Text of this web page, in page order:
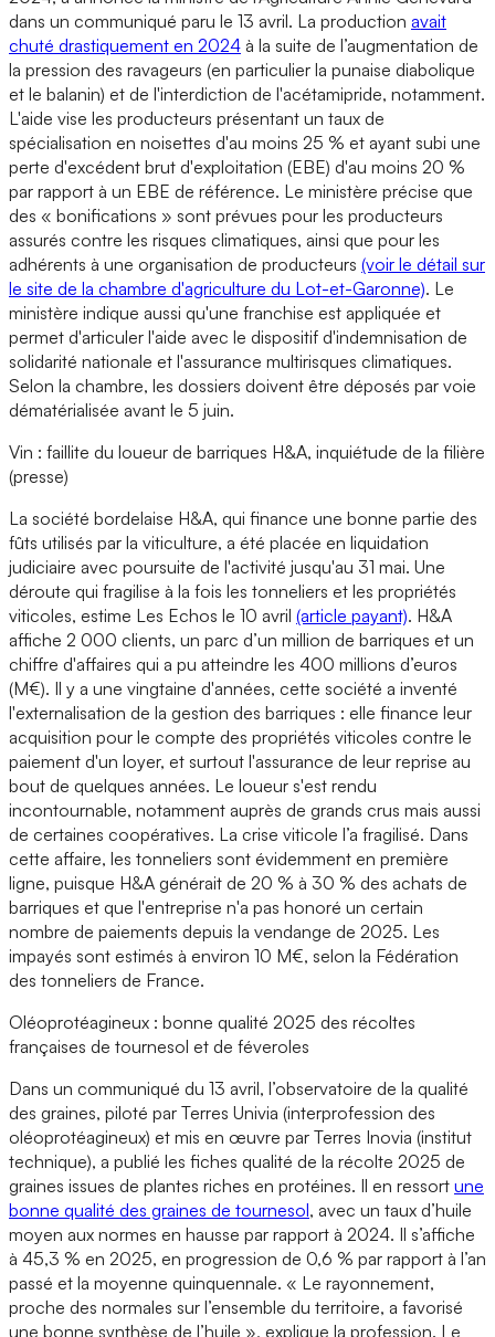
dans un communiqué paru le 13 avril. La production avait
chuté drastiquement en 2024 à la suite de l’augmentation de
la pression des ravageurs (en particulier la punaise diabolique
et le balanin) et de l'interdiction de l'acétamipride, notamment.
L'aide vise les producteurs présentant un taux de
spécialisation en noisettes d'au moins 25 % et ayant subi une
perte d'excédent brut d'exploitation (EBE) d'au moins 20 %
par rapport à un EBE de référence. Le ministère précise que
des « bonifications » sont prévues pour les producteurs
assurés contre les risques climatiques, ainsi que pour les
adhérents à une organisation de producteurs (voir le détail sur
le site de la chambre d'agriculture du Lot-et-Garonne). Le
ministère indique aussi qu'une franchise est appliquée et
permet d'articuler l'aide avec le dispositif d'indemnisation de
solidarité nationale et l'assurance multirisques climatiques.
Selon la chambre, les dossiers doivent être déposés par voie
dématérialisée avant le 5 juin.
Vin : faillite du loueur de barriques H&A, inquiétude de la filière
(presse)
La société bordelaise H&A, qui finance une bonne partie des
fûts utilisés par la viticulture, a été placée en liquidation
judiciaire avec poursuite de l'activité jusqu'au 31 mai. Une
déroute qui fragilise à la fois les tonneliers et les propriétés
viticoles, estime Les Echos le 10 avril (article payant). H&A
affiche 2 000 clients, un parc d’un million de barriques et un
chiffre d'affaires qui a pu atteindre les 400 millions d’euros
(M€). Il y a une vingtaine d'années, cette société a inventé
l'externalisation de la gestion des barriques : elle finance leur
acquisition pour le compte des propriétés viticoles contre le
paiement d'un loyer, et surtout l'assurance de leur reprise au
bout de quelques années. Le loueur s'est rendu
incontournable, notamment auprès de grands crus mais aussi
de certaines coopératives. La crise viticole l’a fragilisé. Dans
cette affaire, les tonneliers sont évidemment en première
ligne, puisque H&A générait de 20 % à 30 % des achats de
barriques et que l'entreprise n'a pas honoré un certain
nombre de paiements depuis la vendange de 2025. Les
impayés sont estimés à environ 10 M€, selon la Fédération
des tonneliers de France.
Oléoprotéagineux : bonne qualité 2025 des récoltes
françaises de tournesol et de féveroles
Dans un communiqué du 13 avril, l’observatoire de la qualité
des graines, piloté par Terres Univia (interprofession des
oléoprotéagineux) et mis en œuvre par Terres Inovia (institut
technique), a publié les fiches qualité de la récolte 2025 de
graines issues de plantes riches en protéines. Il en ressort une
bonne qualité des graines de tournesol, avec un taux d’huile
moyen aux normes en hausse par rapport à 2024. Il s’affiche
à 45,3 % en 2025, en progression de 0,6 % par rapport à l’an
passé et la moyenne quinquennale. « Le rayonnement,
proche des normales sur l’ensemble du territoire, a favorisé
une bonne synthèse de l’huile », explique la profession. Le